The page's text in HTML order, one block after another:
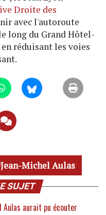
Droite des
avec l'autoroute
long du Grand Hôtel-
réduisant les voies
Jean-Michel Aulas
SUJET
Aulas aurait pu écouter